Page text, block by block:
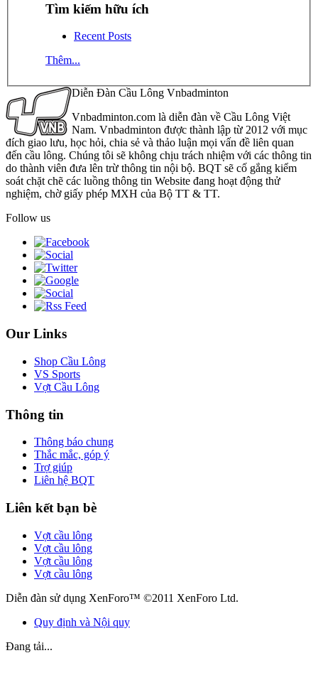
Tìm kiếm hữu ích
Recent Posts
Thêm...
Diễn Đàn Cầu Lông Vnbadminton
Vnbadminton.com là diễn đàn về Cầu Lông Việt
Nam. Vnbadminton được thành lập từ 2012 với mục
đích giao lưu, học hỏi, chia sẻ và thảo luận mọi vấn đề liên quan
đến cầu lông. Chúng tôi sẽ không chịu trách nhiệm với các thông tin
do thành viên đưa lên trừ thông tin nội bộ. BQT sẽ cố gắng kiểm
soát chặt chẽ các luồng thông tin Website đang hoạt động thử
nghiệm, chờ giấy phép MXH của Bộ TT & TT.
Follow us
Our Links
Shop Cầu Lông
VS Sports
Vợt Cầu Lông
Thông tin
Thông báo chung
Thắc mắc, góp ý
Trợ giúp
Liên hệ BQT
Liên kết bạn bè
Vợt cầu lông
Vợt cầu lông
Vợt cầu lông
Vợt cầu lông
Diễn đàn sử dụng XenForo™ ©2011 XenForo Ltd.
Quy định và Nội quy
Đang tải...